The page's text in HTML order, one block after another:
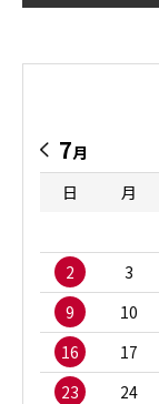
7月
日
月
2
3
9
10
16
17
23
24